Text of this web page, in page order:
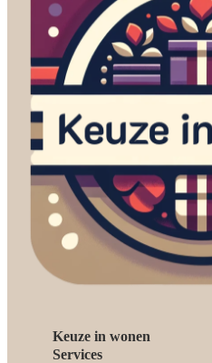
Keuze in wonen
Services